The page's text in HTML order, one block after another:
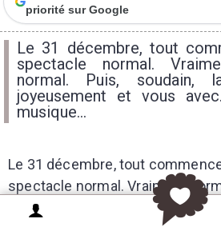
priorité sur Google
Le 31 décembre, tout
spectacle normal.
normal. Puis, soudain,
joyeusement et vous
musique...
Le 31 décembre, tout
spectacle normal. Vraiment
Puis, soudain, la soirée dérape